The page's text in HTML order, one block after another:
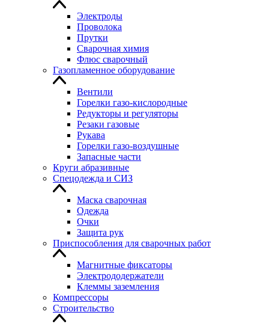
Электроды
Проволока
Прутки
Сварочная химия
Флюс сварочный
Газопламенное оборудование
Вентили
Горелки газо-кислородные
Редукторы и регуляторы
Резаки газовые
Рукава
Горелки газо-воздушные
Запасные части
Круги абразивные
Спецодежда и СИЗ
Маска сварочная
Одежда
Очки
Защита рук
Приспособления для сварочных работ
Магнитные фиксаторы
Электрододержатели
Клеммы заземления
Компрессоры
Строительство